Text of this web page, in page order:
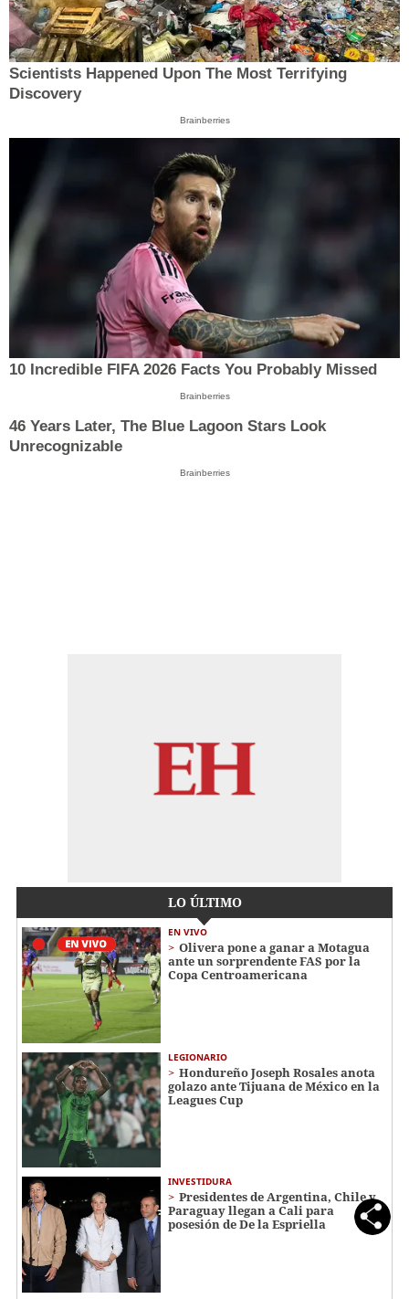
Scientists Happened Upon The Most Terrifying
Discovery
Brainberries
10 Incredible FIFA 2026 Facts You Probably Missed
Brainberries
46 Years Later, The Blue Lagoon Stars Look
Unrecognizable
Brainberries
LO ÚLTIMO
EN VIVO
Olivera pone a ganar a Motagua
ante un sorprendente FAS por la
Copa Centroamericana
LEGIONARIO
Hondureño Joseph Rosales anota
golazo ante Tijuana de México en la
Leagues Cup
INVESTIDURA
Presidentes de Argentina, Chile y
Paraguay llegan a Cali para
posesión de De la Espriella